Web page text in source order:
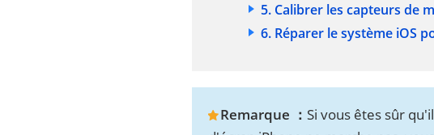
5. Calibrer les capteurs de
6. Réparer le système iOS
Remarque ： Si vous êtes sûr